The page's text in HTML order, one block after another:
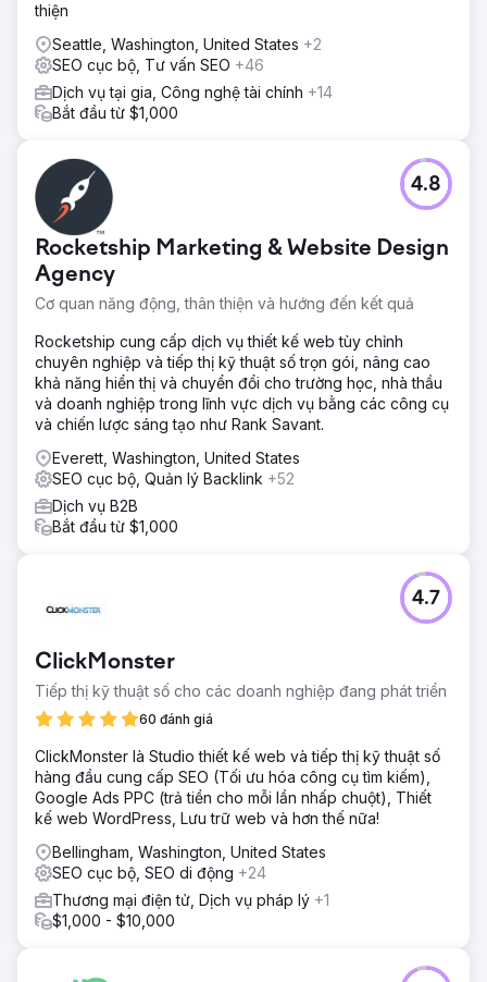
thiện
Seattle, Washington, United States +2
SEO cục bộ, Tư vấn SEO +46
Dịch vụ tại gia, Công nghệ tài chính +14
Bắt đầu từ $1,000
Rocketship Marketing & Website Design
Agency
Cơ quan năng động, thân thiện và hướng đến kết quả
4.8
Rocketship cung cấp dịch vụ thiết kế web tùy chỉnh
chuyên nghiệp và tiếp thị kỹ thuật số trọn gói, nâng cao
khả năng hiển thị và chuyển đổi cho trường học, nhà thầu
và doanh nghiệp trong lĩnh vực dịch vụ bằng các công cụ
và chiến lược sáng tạo như Rank Savant.
Everett, Washington, United States
SEO cục bộ, Quản lý Backlink +52
Dịch vụ B2B
Bắt đầu từ $1,000
ClickMonster
Tiếp thị kỹ thuật số cho các doanh nghiệp đang phát triển
60 đánh giá
4.7
ClickMonster là Studio thiết kế web và tiếp thị kỹ thuật số
hàng đầu cung cấp SEO (Tối ưu hóa công cụ tìm kiếm),
Google Ads PPC (trả tiền cho mỗi lần nhấp chuột), Thiết
kế web WordPress, Lưu trữ web và hơn thế nữa!
Bellingham, Washington, United States
SEO cục bộ, SEO di động +24
Thương mại điện tử, Dịch vụ pháp lý +1
$1,000 - $10,000